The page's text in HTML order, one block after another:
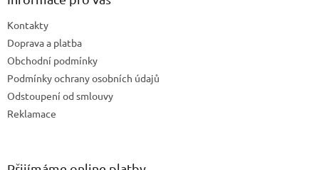
Kontakty
Doprava a platba
Obchodní podmínky
Podmínky ochrany osobních údajů
Odstoupení od smlouvy
Reklamace